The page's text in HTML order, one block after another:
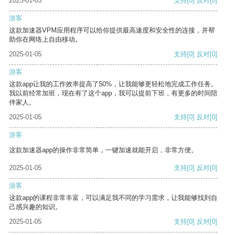
游客
这款加速器VPM应用程序可以给你提供最高速度和安全性的连接，并帮
助你在网络上自由移动。
2025-01-05
支持[0] 反对[0]
游客
这款app让我的工作效率提高了50%，让我能够更轻松地完成工作任务。
我以前经常加班，现在有了这个app，我可以提前下班，有更多的时间陪
伴家人。
2025-01-05
支持[0] 反对[0]
游客
这款加速器app的操作非常简单，一键加速就能开启，非常方便。
2025-01-05 支持[0] 反对[0]
游客
这款app的课程非常丰富，可以满足我不同的学习需求，让我能够找到自
己感兴趣的知识。
2025-01-05
支持[0] 反对[0]